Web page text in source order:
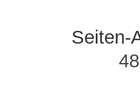
Seiten-